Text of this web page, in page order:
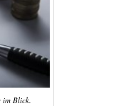
Blick.